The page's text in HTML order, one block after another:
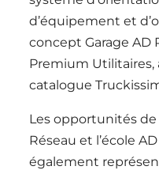
d’équipement et
concept Garage AD
Premium
catalogue
Les opportunités
Réseau et l’école
également